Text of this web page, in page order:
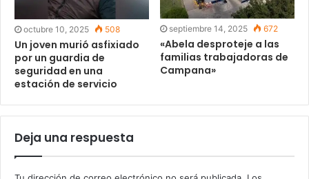
octubre 10, 2025 508
Un joven murió asfixiado
por un guardia de
seguridad en una
estación de servicio
septiembre 14, 2025 672
«Abela desproteje a las
familias trabajadoras de
Campana»
Deja una respuesta